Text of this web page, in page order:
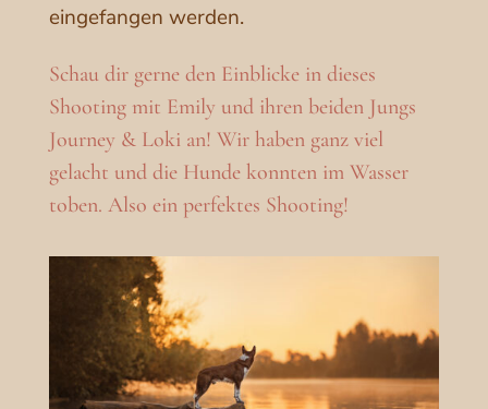
eingefangen werden.
Schau dir gerne den Einblicke in dieses
Shooting mit Emily und ihren beiden Jungs
Journey & Loki an! Wir haben ganz viel
gelacht und die Hunde konnten im Wasser
toben. Also ein perfektes Shooting!